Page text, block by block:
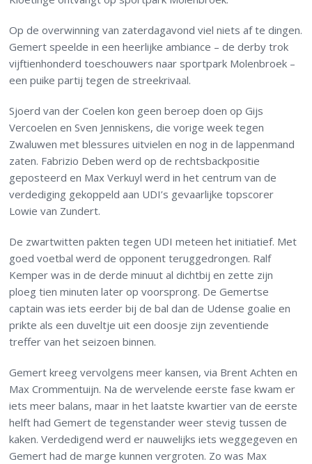
Op de overwinning van zaterdagavond viel niets af te dingen.
Gemert speelde in een heerlijke ambiance – de derby trok
vijftienhonderd toeschouwers naar sportpark Molenbroek –
een puike partij tegen de streekrivaal.
Sjoerd van der Coelen kon geen beroep doen op Gijs
Vercoelen en Sven Jenniskens, die vorige week tegen
Zwaluwen met blessures uitvielen en nog in de lappenmand
zaten. Fabrizio Deben werd op de rechtsbackpositie
geposteerd en Max Verkuyl werd in het centrum van de
verdediging gekoppeld aan UDI’s gevaarlijke topscorer
Lowie van Zundert.
De zwartwitten pakten tegen UDI meteen het initiatief. Met
goed voetbal werd de opponent teruggedrongen. Ralf
Kemper was in de derde minuut al dichtbij en zette zijn
ploeg tien minuten later op voorsprong. De Gemertse
captain was iets eerder bij de bal dan de Udense goalie en
prikte als een duveltje uit een doosje zijn zeventiende
treffer van het seizoen binnen.
Gemert kreeg vervolgens meer kansen, via Brent Achten en
Max Crommentuijn. Na de wervelende eerste fase kwam er
iets meer balans, maar in het laatste kwartier van de eerste
helft had Gemert de tegenstander weer stevig tussen de
kaken. Verdedigend werd er nauwelijks iets weggegeven en
Gemert had de marge kunnen vergroten. Zo was Max